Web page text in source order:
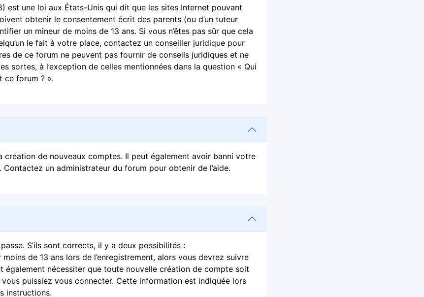
est une loi aux États-Unis qui dit que les sites Internet pouvant
obtenir le consentement écrit des parents (ou d’un tuteur
un mineur de moins de 13 ans. Si vous n’êtes pas sûr que cela
le fait à votre place, contactez un conseiller juridique pour
de ce forum ne peuvent pas fournir de conseils juridiques et ne
sortes, à l’exception de celles mentionnées dans la question « Qui
ce forum ? ».
de nouveaux comptes. Il peut également avoir banni votre
un administrateur du forum pour obtenir de l’aide.
S’ils sont corrects, il y a deux possibilités :
de 13 ans lors de l’enregistrement, alors vous devrez suivre
nécessiter que toute nouvelle création de compte soit
puissiez vous connecter. Cette information est indiquée lors
instructions.